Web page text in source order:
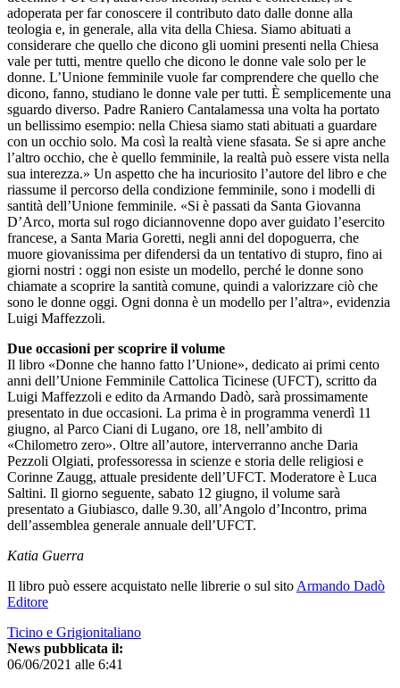
adoperata per far conoscere il contributo dato dalle donne alla
teologia e, in generale, alla vita della Chiesa. Siamo abituati a
considerare che quello che dicono gli uomini presenti nella Chiesa
vale per tutti, mentre quello che dicono le donne vale solo per le
donne. L’Unione femminile vuole far comprendere che quello che
dicono, fanno, studiano le donne vale per tutti. È semplicemente una
sguardo diverso. Padre Raniero Cantalamessa una volta ha portato
un bellissimo esempio: nella Chiesa siamo stati abituati a guardare
con un occhio solo. Ma così la realtà viene sfasata. Se si apre anche
l’altro occhio, che è quello femminile, la realtà può essere vista nella
sua interezza.» Un aspetto che ha incuriosito l’autore del libro e che
riassume il percorso della condizione femminile, sono i modelli di
santità dell’Unione femminile. «Si è passati da Santa Giovanna
D’Arco, morta sul rogo diciannovenne dopo aver guidato l’esercito
francese, a Santa Maria Goretti, negli anni del dopoguerra, che
muore giovanissima per difendersi da un tentativo di stupro, fino ai
giorni nostri : oggi non esiste un modello, perché le donne sono
chiamate a scoprire la santità comune, quindi a valorizzare ciò che
sono le donne oggi. Ogni donna è un modello per l’altra», evidenzia
Luigi Maffezzoli.
Due occasioni per scoprire il volume
Il libro «Donne che hanno fatto l’Unione», dedicato ai primi cento
anni dell’Unione Femminile Cattolica Ticinese (UFCT), scritto da
Luigi Maffezzoli e edito da Armando Dadò, sarà prossimamente
presentato in due occasioni. La prima è in programma venerdì 11
giugno, al Parco Ciani di Lugano, ore 18, nell’ambito di
«Chilometro zero». Oltre all’autore, interverranno anche Daria
Pezzoli Olgiati, professoressa in scienze e storia delle religiosi e
Corinne Zaugg, attuale presidente dell’UFCT. Moderatore è Luca
Saltini. Il giorno seguente, sabato 12 giugno, il volume sarà
presentato a Giubiasco, dalle 9.30, all’Angolo d’Incontro, prima
dell’assemblea generale annuale dell’UFCT.
Katia Guerra
Il libro può essere acquistato nelle librerie o sul sito Armando Dadò
Editore
Ticino e Grigionitaliano
News pubblicata il:
06/06/2021 alle 6:41